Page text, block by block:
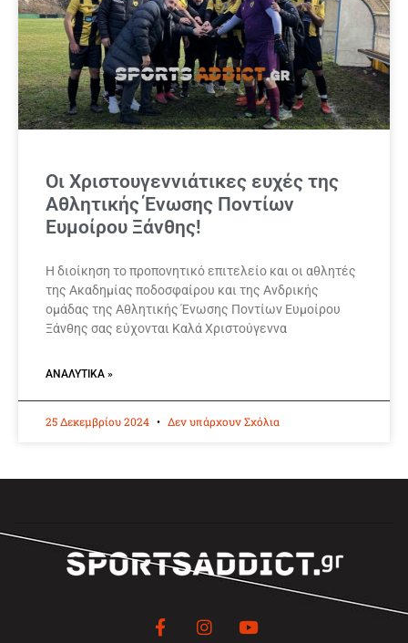
Οι Χριστουγεννιάτικες ευχές της
Αθλητικής Ένωσης Ποντίων
Ευμοίρου Ξάνθης!
Η διοίκηση το προπονητικό επιτελείο και οι αθλητές
της Ακαδημίας ποδοσφαίρου και της Ανδρικής
ομάδας της Αθλητικής Ένωσης Ποντίων Ευμοίρου
Ξάνθης σας εύχονται Καλά Χριστούγεννα
ΑΝΑΛΥΤΙΚΆ »
25 Δεκεμβρίου 2024 Δεν υπάρχουν Σχόλια